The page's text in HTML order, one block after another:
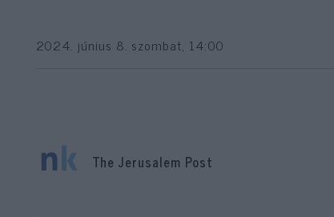
2024. június 8. szombat, 14:00
The Jerusalem Post